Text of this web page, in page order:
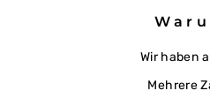
Wir haben
Mehrere